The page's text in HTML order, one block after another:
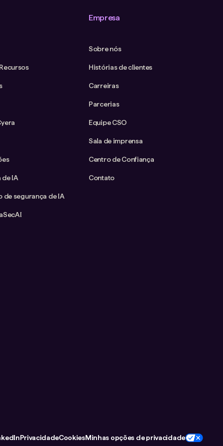
de IA
de segurança de IA
Empresa
Sobre nós
Histórias de clientes
Carreiras
Parcerias
Equipe CSO
Sala de imprensa
Centro de Confiança
Contato
PrivacidadeCookiesMinhas opções de privacidade